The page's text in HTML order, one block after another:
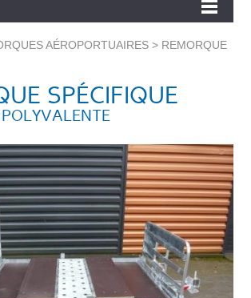
AÉROPORTUAIRES > REMORQUE
SPÉCIFIQUE